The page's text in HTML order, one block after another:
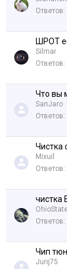
Ответов:
ШРОТ
Silmar
Ответов:
Что вы
SanJaro
Ответов:
Чистка
Mixuil
Ответов:
чистка
Ответов:
Чип
Jurij75